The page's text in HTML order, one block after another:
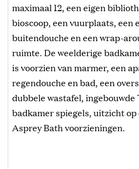
maximaal 12, een eigen
bioscoop, een vuurplaats, een
buitendouche en een wrap-
ruimte. De weelderige
is voorzien van marmer, een
regendouche en bad, een
dubbele wastafel, ingebouwde
badkamer spiegels, uitzicht op
Asprey Bath voorzieningen.